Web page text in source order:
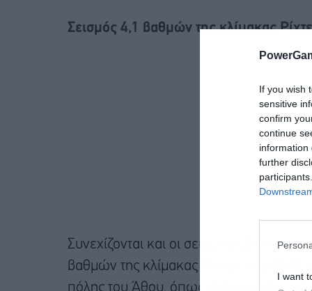
If you wish
sensitive
confirm
continue
information
further
I want
Σεισμός 4,1 βαθμών της κλίμακας
Συνεχίζονται και οι σεισμικές
βαθμών της κλίμακας Ρίχτερ, στις 00:32
πόλης του Άθου, όπως ανακοίνωσε το